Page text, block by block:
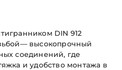
DIN 912
высокопрочный
соединений, где
и удобство монтажа в